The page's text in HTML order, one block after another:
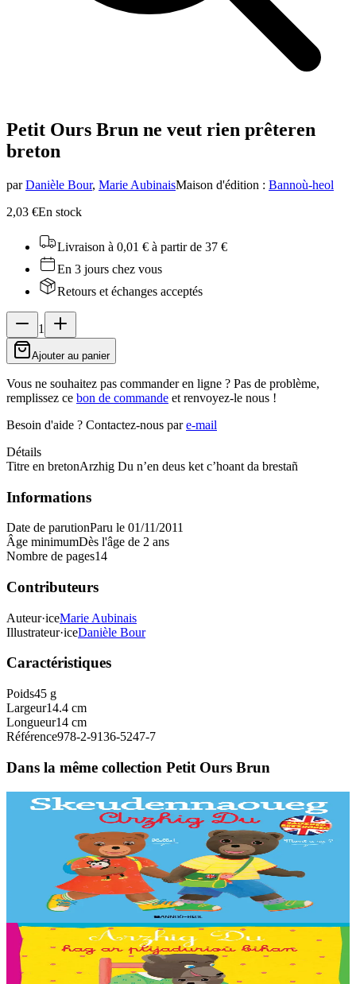
Petit Ours Brun ne veut rien prêteren
breton
par Danièle Bour, Marie AubinaisMaison d'édition : Bannoù-heol
2,03 €En stock
Livraison à 0,01 € à partir de 37 €
En 3 jours chez vous
Retours et échanges acceptés
1
Ajouter au panier
Vous ne souhaitez pas commander en ligne ? Pas de problème,
remplissez ce bon de commande et renvoyez-le nous !
Besoin d'aide ? Contactez-nous pare-mail
Détails
Titre en bretonArzhig Du n’en deus ket c’hoant da brestañ
Informations
Date de parutionParu le 01/11/2011
Âge minimumDès l'âge de 2 ans
Nombre de pages14
Contributeurs
Auteur·iceMarie Aubinais
Illustrateur·iceDanièle Bour
Caractéristiques
Poids45 g
Largeur14.4 cm
Longueur14 cm
Référence978-2-9136-5247-7
Dans la même collection Petit Ours Brun
Bannoù-heol
L'imagier breton-anglais de Petit Ours Brun
Un bel imagier pour découvrir et nommer les objets du quotidien, en
anglais et en breton ! 250 mots illustrés, 20 grandes scènes à
En stock13,90 €
2 ans et plus
Bannoù-heol
Petit Ours Brun et les petits bonheurs